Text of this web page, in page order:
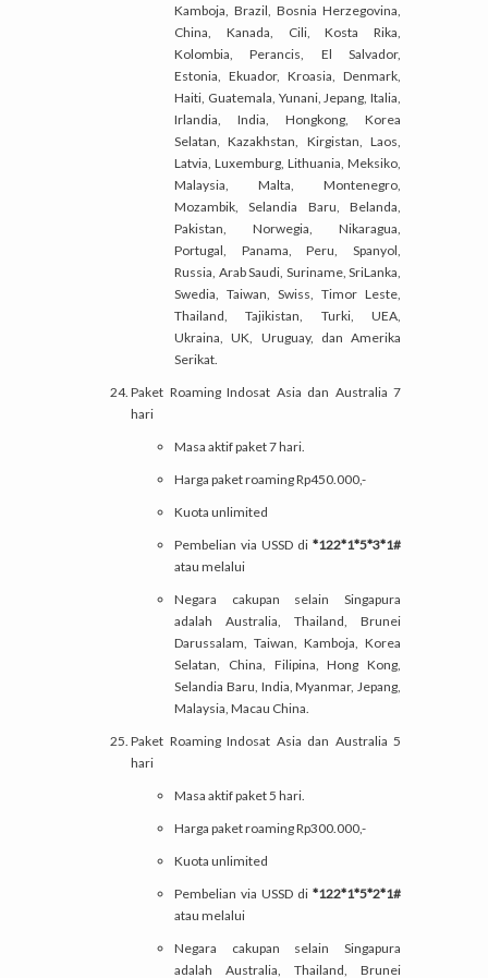
Kamboja, Brazil, Bosnia Herzegovina,
China, Kanada, Cili, Kosta Rika,
Kolombia, Perancis, El Salvador,
Estonia, Ekuador, Kroasia, Denmark,
Haiti, Guatemala, Yunani, Jepang, Italia,
Irlandia, India, Hongkong, Korea
Selatan, Kazakhstan, Kirgistan, Laos,
Latvia, Luxemburg, Lithuania, Meksiko,
Malaysia, Malta, Montenegro,
Mozambik, Selandia Baru, Belanda,
Pakistan, Norwegia, Nikaragua,
Portugal, Panama, Peru, Spanyol,
Russia, Arab Saudi, Suriname, SriLanka,
Swedia, Taiwan, Swiss, Timor Leste,
Thailand, Tajikistan, Turki, UEA,
Ukraina, UK, Uruguay, dan Amerika
Serikat.
Paket Roaming Indosat Asia dan Australia 7
hari
Masa aktif paket 7 hari.
Harga paket roaming Rp450.000,-
Kuota unlimited
Pembelian via USSD di *122*1*5*3*1#
atau melalui
Negara cakupan selain Singapura
adalah Australia, Thailand, Brunei
Darussalam, Taiwan, Kamboja, Korea
Selatan, China, Filipina, Hong Kong,
Selandia Baru, India, Myanmar, Jepang,
Malaysia, Macau China.
Paket Roaming Indosat Asia dan Australia 5
hari
Masa aktif paket 5 hari.
Harga paket roaming Rp300.000,-
Kuota unlimited
Pembelian via USSD di *122*1*5*2*1#
atau melalui
Negara cakupan selain Singapura
adalah Australia, Thailand, Brunei